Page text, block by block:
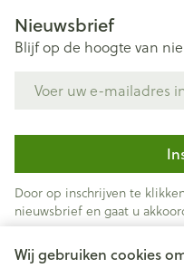
Wij gebruiken cookies
Nieuwsbrief
Blijf op de hoogte van
Door op inschrijven te
nieuwsbrief en gaat u